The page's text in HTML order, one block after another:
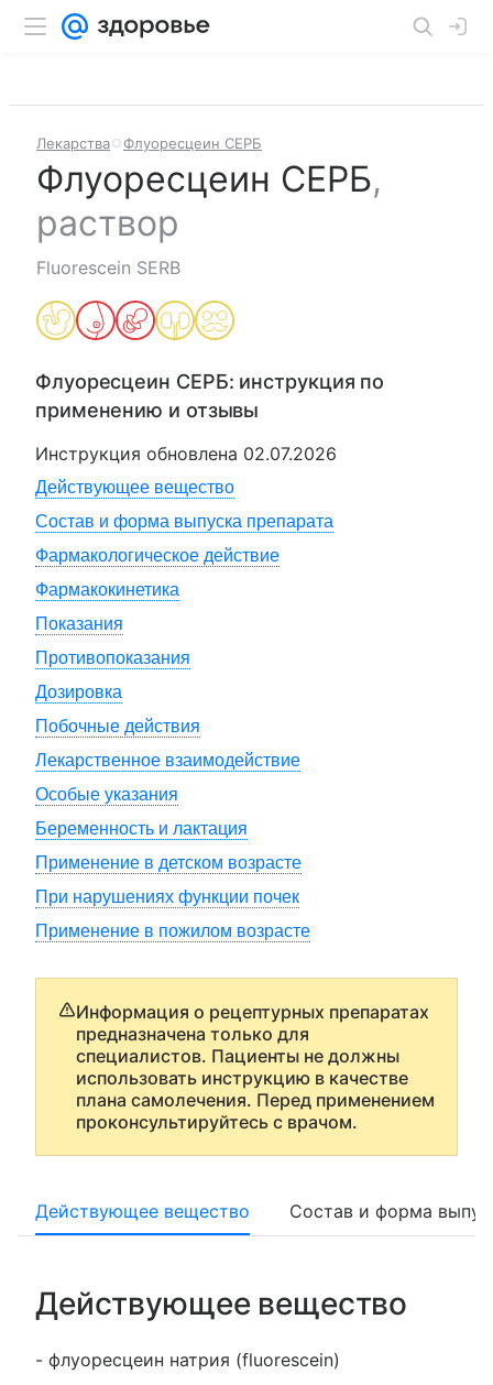
Лекарства Флуоресцеин СЕРБ
Флуоресцеин СЕРБ,
раствор
Fluorescein SERB
Флуоресцеин СЕРБ: инструкция по
применению и отзывы
Инструкция обновлена 02.07.2026
Действующее вещество
Состав и форма выпуска препарата
Фармакологическое действие
Фармакокинетика
Показания
Противопоказания
Дозировка
Побочные действия
Лекарственное взаимодействие
Особые указания
Беременность и лактация
Применение в детском возрасте
При нарушениях функции почек
Применение в пожилом возрасте
Информация о рецептурных препаратах
предназначена только для
специалистов. Пациенты не должны
использовать инструкцию в качестве
плана самолечения. Перед применением
проконсультируйтесь с врачом.
Действующее вещество Состав и форма
Действующее вещество
- флуоресцеин натрия (fluorescein)